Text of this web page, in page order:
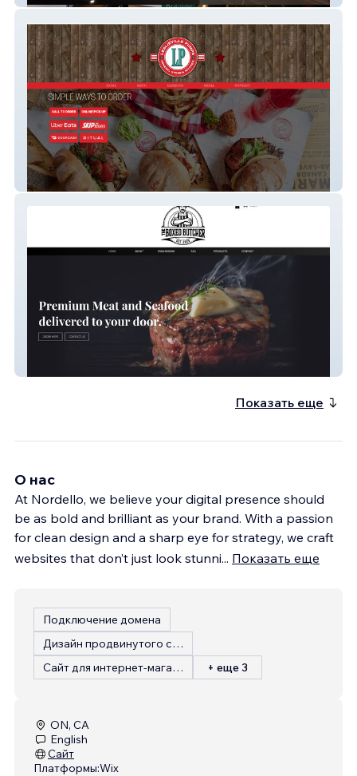
Leslieville Pumps
The Boxed Butcher
Показать еще
О нас
At Nordello, we believe your digital presence should
be as bold and brilliant as your brand. With a passion
for clean design and a sharp eye for strategy, we craft
websites that don’t just look stunni... Показать еще
Подключение домена
Дизайн продвинутого сайта
Сайт для интернет-магазина
+ еще 3
ON, CA
English
Сайт
Платформы:Wix